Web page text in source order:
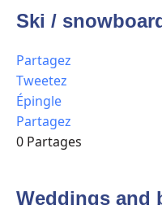
Ski /
Partagez
Tweetez
Épingle
Partagez
0 Partages
Weddings and